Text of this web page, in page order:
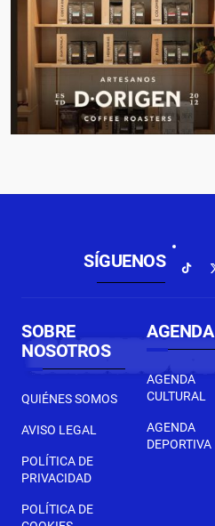
SÍGUENOS
SOBRE
NOSOTROS
QUIÉNES SOMOS
AVISO LEGAL
POLÍTICA DE
PRIVACIDAD
POLÍTICA DE
AGENDA
AGENDA
CULTURAL
AGENDA
DEPORTIVA